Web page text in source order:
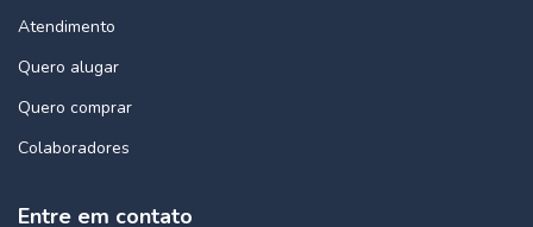
Atendimento
Quero alugar
Quero comprar
Colaboradores
Entre em contato